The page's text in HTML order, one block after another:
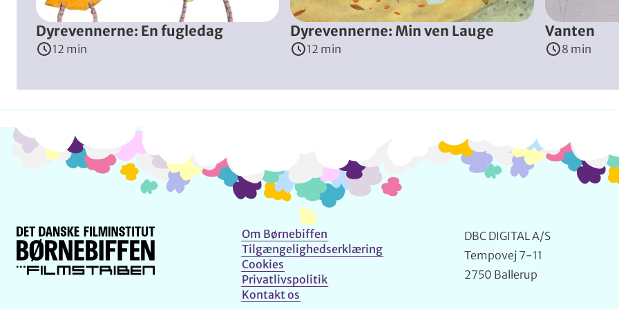
Dyrevennerne: En fugledag
12 min
Dyrevennerne: Min ven Lauge
12 min
Vanten
8 min
Info og kontakt
Om Børnebiffen
Tilgængelighedserklæring
Cookies
Privatlivspolitik
Kontakt os
DBC DIGITAL A/S
Tempovej 7-11
2750 Ballerup